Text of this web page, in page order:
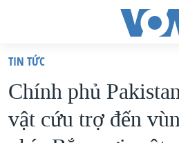
truy
cập
Tới
VIỆT NAM
HOA KỲ
TIN TỨC
Chính phủ
vật cứu trợ đến